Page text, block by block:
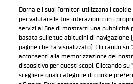
Condizioni della
Condizioni di
Scarica l'app ufficiale
Dorna e i suoi fornitori utilizzano i cookie
per valutare le tue interazioni con i
servizi al fine di mostrarti una pubblicità
basata sulle tue abitudini di navigazione
pagine che ha visualizzato). Cliccando su
acconsenti alla memorizzazione dei
dispositivo per questi scopi. Cliccando su
scegliere quali categorie di cookie